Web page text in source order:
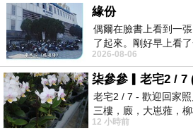
緣份
偶爾在臉書上看到一
了起來。剛好早上看
的貼文，在回顧年輕時
2026-08-06
柒參參▎老宅2 / 7
老宅2 / 7 - 歡迎回家照
三樓，廄，大崽蕥，
個人整整齊齊地站在鏡
12 小時前